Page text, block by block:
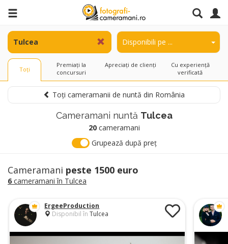
Toți
Premiați la
concursuri
Apreciați de clienți
Cu experiență
verificată
Toți cameramanii de nuntă din România
Cameramani nuntă Tulcea
20cameramani
Grupează după preț
Cameramani peste 1500 euro
6 cameramani în Tulcea
ErgeeProduction
Disponibil în Tulcea